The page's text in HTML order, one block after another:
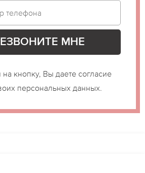
кнопку, Вы даете согласие
персональных данных.